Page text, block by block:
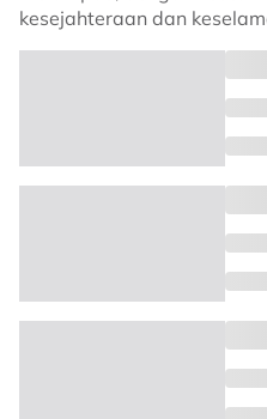
kesejahteraan dan